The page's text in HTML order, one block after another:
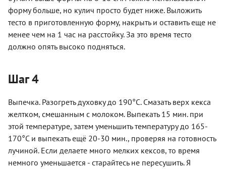
форму больше, но кулич просто будет ниже. Выложить
тесто в приготовленную форму, накрыть и оставить еще не
менее чем на 1 час на расстойку. За это время тесто
должно опять высоко подняться.
Шаг 4
Выпечка. Разогреть духовку до 190°С. Смазать верх кекса
желтком, смешанным с молоком. Выпекать 15 мин. при
этой температуре, затем уменьшить температуру до 165-
170°С и выпекать ещё 20-30 мин., проверяя на готовность
лучиной. Если делаете много мелких кексов, то время
немного уменьшается - старайтесь не пересушить. Я